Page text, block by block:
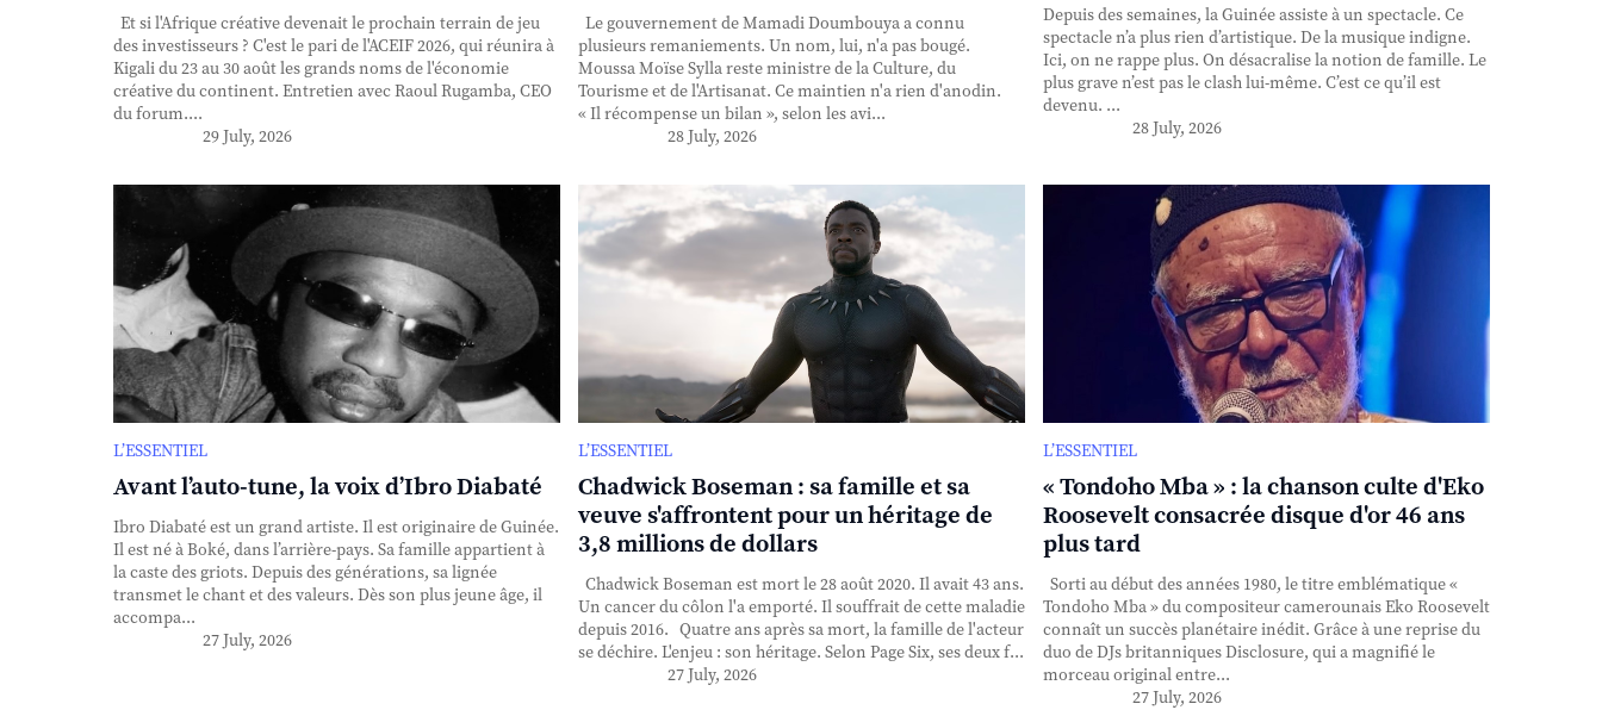
Et si l'Afrique créative devenait le prochain terrain de jeu
des investisseurs ? C'est le pari de l'ACEIF 2026, qui réunira à
Kigali du 23 au 30 août les grands noms de l'économie
créative du continent. Entretien avec Raoul Rugamba, CEO
du forum....
29 July, 2026
Le gouvernement de Mamadi Doumbouya a connu
plusieurs remaniements. Un nom, lui, n'a pas bougé.
Moussa Moïse Sylla reste ministre de la Culture, du
Tourisme et de l'Artisanat. Ce maintien n'a rien d'anodin.
« Il récompense un bilan », selon les avi...
28 July, 2026
Depuis des semaines, la Guinée assiste à un spectacle. Ce
spectacle n’a plus rien d’artistique. De la musique indigne.
Ici, on ne rappe plus. On désacralise la notion de famille. Le
plus grave n’est pas le clash lui-même. C’est ce qu’il est
devenu. ...
28 July, 2026
L’ESSENTIEL
Avant l’auto-tune, la voix d’Ibro Diabaté
Ibro Diabaté est un grand artiste. Il est originaire de Guinée.
Il est né à Boké, dans l’arrière-pays. Sa famille appartient à
la caste des griots. Depuis des générations, sa lignée
transmet le chant et des valeurs. Dès son plus jeune âge, il
accompa...
27 July, 2026
L’ESSENTIEL
Chadwick Boseman : sa famille et sa
veuve s'affrontent pour un héritage de
3,8 millions de dollars
Chadwick Boseman est mort le 28 août 2020. Il avait 43 ans.
Un cancer du côlon l'a emporté. Il souffrait de cette maladie
depuis 2016. Quatre ans après sa mort, la famille de l'acteur
se déchire. L'enjeu : son héritage. Selon Page Six, ses deux f...
27 July, 2026
L’ESSENTIEL
« Tondoho Mba » : la chanson culte d'Eko
Roosevelt consacrée disque d'or 46 ans
plus tard
Sorti au début des années 1980, le titre emblématique «
Tondoho Mba » du compositeur camerounais Eko Roosevelt
connaît un succès planétaire inédit. Grâce à une reprise du
duo de DJs britanniques Disclosure, qui a magnifié le
morceau original entre...
27 July, 2026